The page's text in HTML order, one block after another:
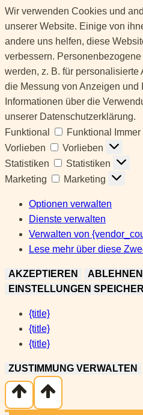
Wir verwenden Cookies und
unserer Website. Einige von
andere uns helfen, diese
verbessern.
werden, z. B. für
die Messung von Anzeigen und
Informationen über die
unserer Datenschutzerklärung.
Funktional
Funktional
Vorlieben
Vorlieben
Statistiken
Statistiken
Marketing
Marketing
Optionen verwalten
Dienste verwalten
Verwalten von
Lese mehr über diese
AKZEPTIEREN ABLEHNEN
EINSTELLUNGEN
{title}
{title}
{title}
ZUSTIMMUNG VERWALTEN